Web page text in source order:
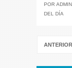
POR ADMIN
DEL DÍA
ANTERIOR